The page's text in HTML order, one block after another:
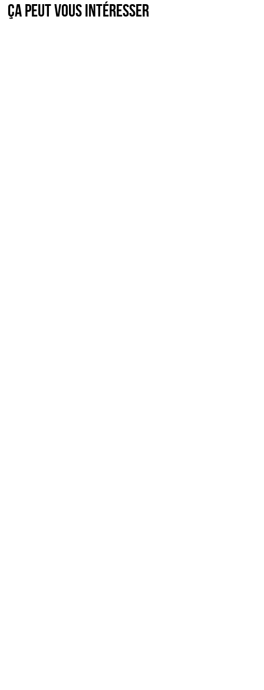
Ça peut vous intéresser